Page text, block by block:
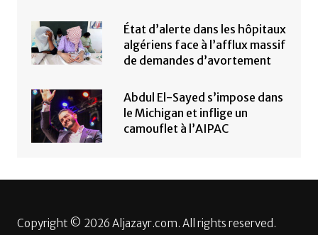
État d’alerte dans les hôpitaux
algériens face à l’afflux massif
de demandes d’avortement
Abdul El-Sayed s’impose dans
le Michigan et inflige un
camouflet à l’AIPAC
Copyright © 2026 Aljazayr.com. All rights reserved.